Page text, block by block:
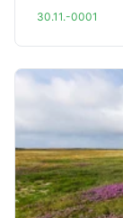
30.11.-0001